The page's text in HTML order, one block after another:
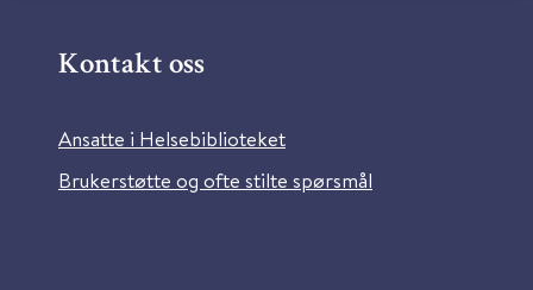
Kontakt oss
Ansatte i Helsebiblioteket
Brukerstøtte og ofte stilte spørsmål